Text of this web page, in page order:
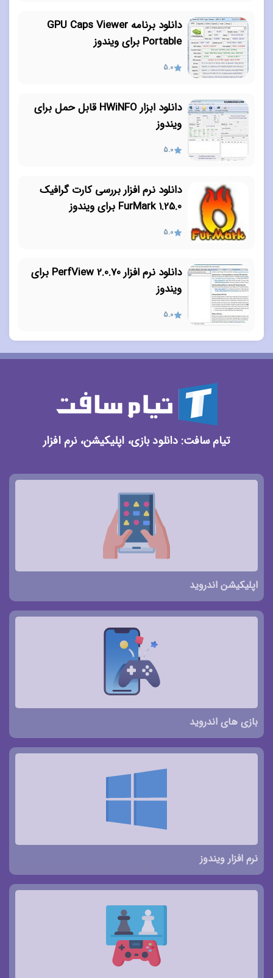
دانلود برنامه GPU Caps Viewer
Portable برای ویندوز
5.0
دانلود ابزار HWiNFO قابل حمل برای
ویندوز
5.0
دانلود نرم افزار بررسی کارت گرافیک
FurMark 1.25.0 برای ویندوز
5.0
دانلود نرم افزار PerfView 2.0.70 برای
ویندوز
5.0
تیام سافت: دانلود بازی، اپلیکیشن، نرم افزار
اپلیکیشن اندروید
بازی های اندروید
نرم افزار ویندوز